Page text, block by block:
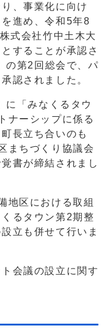
、事業化に向け
進め、令和5年8
式会社竹中土木大
することが承認さ
の第2回総会で、パ
認されました。
「みなくるタウ
ナーシップに係る
長立ち合いのも
まちづくり協議会
書が締結されまし
地区における取組
るタウン第2期整
立も併せて行いま
会議の設立に関す